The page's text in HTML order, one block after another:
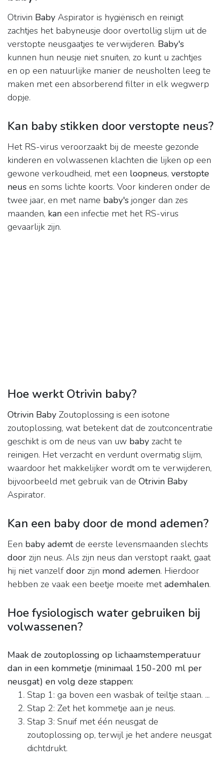
Otrivin Baby Aspirator is hygiënisch en reinigt
zachtjes het babyneusje door overtollig slijm uit de
verstopte neusgaatjes te verwijderen. Baby's
kunnen hun neusje niet snuiten, zo kunt u zachtjes
en op een natuurlijke manier de neusholten leeg te
maken met een absorberend filter in elk wegwerp
dopje.
Kan baby stikken door verstopte neus?
Het RS-virus veroorzaakt bij de meeste gezonde
kinderen en volwassenen klachten die lijken op een
gewone verkoudheid, met een loopneus, verstopte
neus en soms lichte koorts. Voor kinderen onder de
twee jaar, en met name baby's jonger dan zes
maanden, kan een infectie met het RS-virus
gevaarlijk zijn.
Hoe werkt Otrivin baby?
Otrivin Baby Zoutoplossing is een isotone
zoutoplossing, wat betekent dat de zoutconcentratie
geschikt is om de neus van uw baby zacht te
reinigen. Het verzacht en verdunt overmatig slijm,
waardoor het makkelijker wordt om te verwijderen,
bijvoorbeeld met gebruik van de Otrivin Baby
Aspirator.
Kan een baby door de mond ademen?
Een baby ademtde eerste levensmaanden slechts
door zijn neus. Als zijn neus dan verstopt raakt, gaat
hij niet vanzelf door zijn mond ademen. Hierdoor
hebben ze vaak een beetje moeite metademhalen.
Hoe fysiologisch water gebruiken bij
volwassenen?
Maak de zoutoplossing op lichaamstemperatuur
dan in een kommetje (minimaal 150-200 ml per
neusgat) en volg deze stappen:
Stap 1: ga boven een wasbak of teiltje staan. ...
Stap 2: Zet het kommetje aan je neus.
Stap 3: Snuif met één neusgat de
zoutoplossing op, terwijl je het andere neusgat
dichtdrukt.